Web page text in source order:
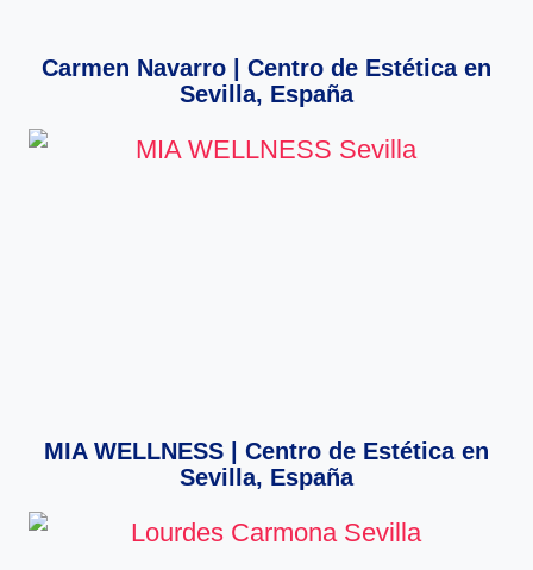
Carmen Navarro | Centro de Estética en
Sevilla, España
MIA WELLNESS | Centro de Estética en
Sevilla, España